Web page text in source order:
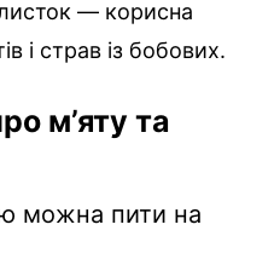
— корисна
і страв із бобових.
м’яту та
можна пити на